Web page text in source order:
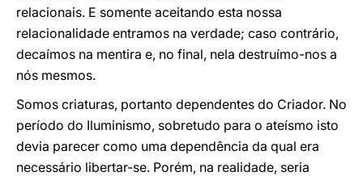
relacionais. E somente aceitando esta nossa
relacionalidade entramos na verdade; caso contrário,
decaímos na mentira e, no final, nela destruímo-nos a
nós mesmos.
Somos criaturas, portanto dependentes do Criador. No
período do Iluminismo, sobretudo para o ateísmo isto
devia parecer como uma dependência da qual era
necessário libertar-se. Porém, na realidade, seria